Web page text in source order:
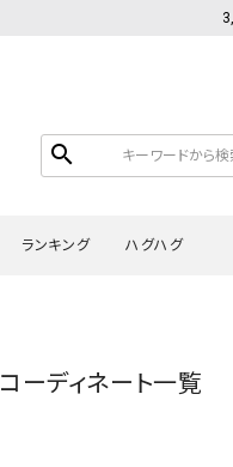
search
ランキング ハグハグ
タンクトップ・キャミソール
シャツ・ブラウ
コーディネート一覧